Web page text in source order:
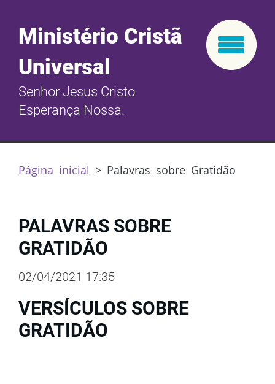
Ministério Cristã
Universal
Senhor Jesus Cristo
Esperança Nossa.
Página inicial > Palavras sobre Gratidão
PALAVRAS SOBRE
GRATIDÃO
02/04/2021 17:35
VERSÍCULOS SOBRE
GRATIDÃO